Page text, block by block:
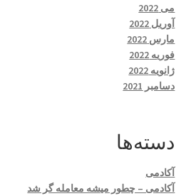
می 2022
آوریل 2022
مارس 2022
فوریه 2022
ژانویه 2022
دسامبر 2021
دسته‌ها
آکادمی
آکادمی – چطور میشه معامله گر شد